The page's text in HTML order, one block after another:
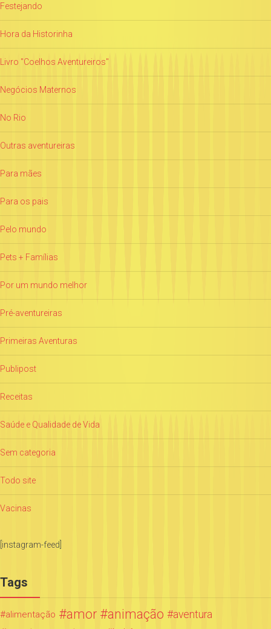
Festejando
Hora da Historinha
Livro "Coelhos Aventureiros"
Negócios Maternos
No Rio
Outras aventureiras
Para mães
Para os pais
Pelo mundo
Pets + Famílias
Por um mundo melhor
Pré-aventureiras
Primeiras Aventuras
Publipost
Receitas
Saúde e Qualidade de Vida
Sem categoria
Todo site
Vacinas
[instagram-feed]
Tags
alimentação amor animação aventura